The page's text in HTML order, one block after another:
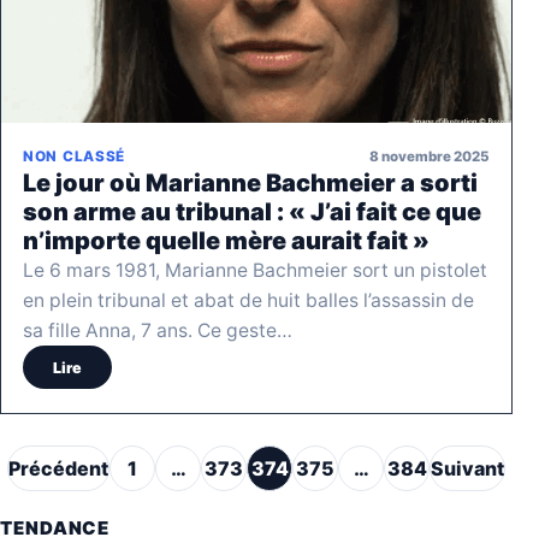
NON CLASSÉ 8 novembre 2025
Le jour où Marianne Bachmeier a sorti
son arme au tribunal : « J’ai fait ce que
n’importe quelle mère aurait fait »
Le 6 mars 1981, Marianne Bachmeier sort un pistolet
en plein tribunal et abat de huit balles l’assassin de
sa fille Anna, 7 ans. Ce geste…
Lire
Pagination des publications
Précédent 1 … 373 374 375 … 384Suivant
TENDANCE